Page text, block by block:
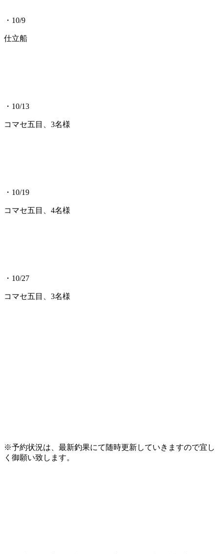
・10/9
仕立船
・10/13
コマセ五目、3名様
・10/19
コマセ五目、4名様
・10/27
コマセ五目、3名様
※予約状況は、最新釣果にて随時更新していきますので宜し
く御願い致します。